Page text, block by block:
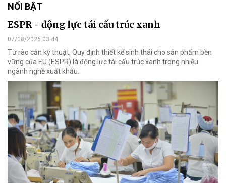
NỔI BẬT
ESPR - động lực tái cấu trúc xanh
07/08/2026 03:44
Từ rào cản kỹ thuật, Quy định thiết kế sinh thái cho sản phẩm bền
vững của EU (ESPR) là động lực tái cấu trúc xanh trong nhiều
ngành nghề xuất khẩu.